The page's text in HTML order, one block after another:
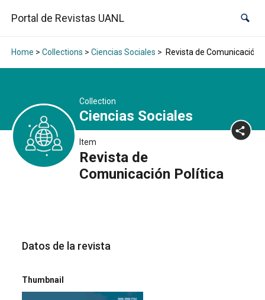
Portal de Revistas UANL
Home > Collections > Ciencias Sociales > Revista de Comunicación
Collection
Ciencias Sociales
Item
Revista de
Comunicación Política
Datos de la revista
Thumbnail